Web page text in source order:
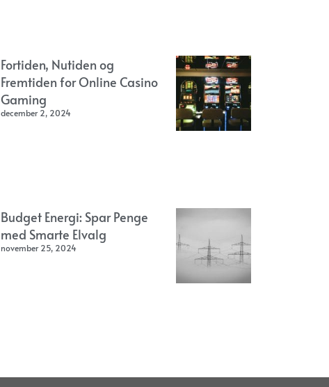
Fortiden, Nutiden og
Fremtiden for Online Casino
Gaming
december 2, 2024
Budget Energi: Spar Penge
med Smarte Elvalg
november 25, 2024